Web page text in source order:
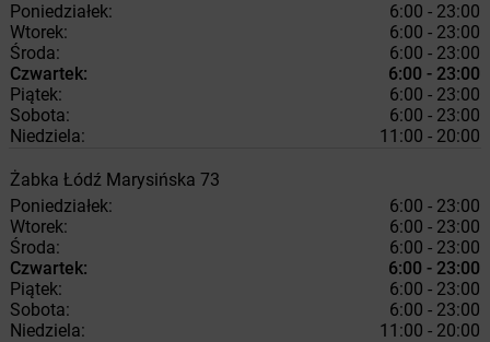
Poniedziałek:
6:00 - 23:00
Wtorek:
6:00 - 23:00
Środa:
6:00 - 23:00
Czwartek:
6:00 - 23:00
Piątek:
6:00 - 23:00
Sobota:
6:00 - 23:00
Niedziela:
11:00 - 20:00
Żabka Łódź Marysińska 73
Poniedziałek:
6:00 - 23:00
Wtorek:
6:00 - 23:00
Środa:
6:00 - 23:00
Czwartek:
6:00 - 23:00
Piątek:
6:00 - 23:00
Sobota:
6:00 - 23:00
Niedziela:
11:00 - 20:00